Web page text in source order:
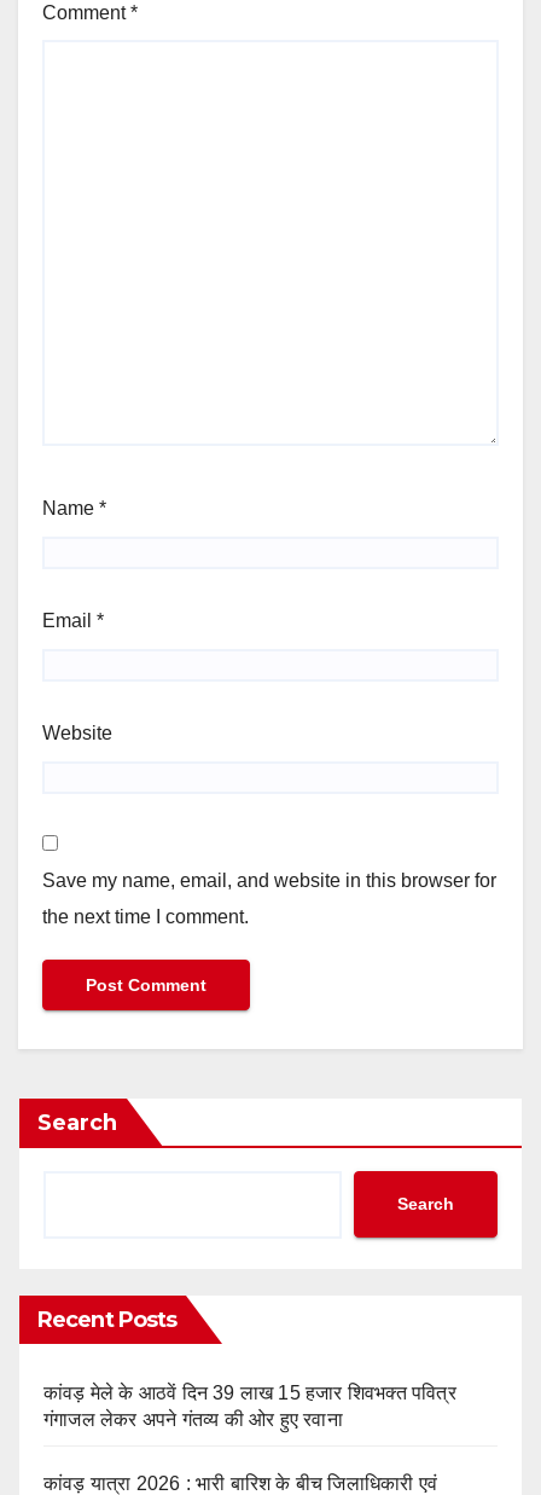
Comment*
Name *
Email *
Website
Save my name, email, and website in this browser for
the next time I comment.
Search
Search
Recent Posts
कांवड़ मेले के आठवें दिन 39 लाख 15 हजार शिवभक्त पवित्र
गंगाजल लेकर अपने गंतव्य की ओर हुए रवाना
कांवड़ यात्रा 2026 : भारी बारिश के बीच जिलाधिकारी एवं